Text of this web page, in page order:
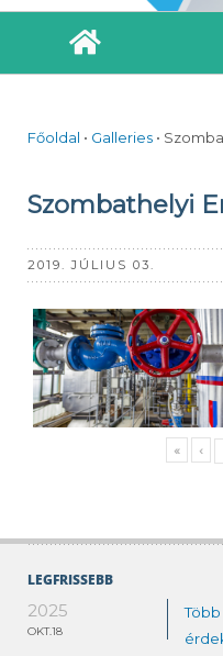
LEGFRISSEBB
2025
OKT.18
Főoldal • Galleries •
Szombathelyi
2019. JÚLIUS 03.
« ‹